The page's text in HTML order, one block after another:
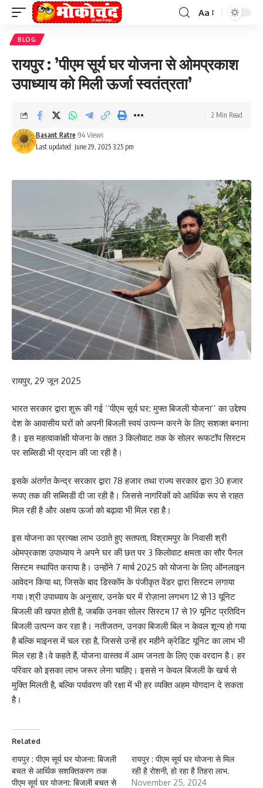
Font
Aa
BLOG
रायपुर : ’पीएम सूर्य घर योजना से ओमप्रकाश
उपाध्याय को मिली ऊर्जा स्वतंत्रता’
Last updated: June 29, 2025 3:25 pm
Basant Ratre 94 Views
2 Min Read
रायपुर, 29 जून 2025
भारत सरकार द्वारा शुरू की गई ‘‘पीएम सूर्य घर: मुफ्त बिजली योजना’’ का उद्देश्य
देश के आवासीय घरों को अपनी बिजली स्वयं उत्पन्न करने के लिए सशक्त बनाना
है। इस महत्वाकांक्षी योजना के तहत 3 किलोवाट तक के सोलर रूफटॉप सिस्टम
पर सब्सिडी भी प्रदान की जा रही है।
इसके अंतर्गत केन्द्र सरकार द्वारा 78 हजार तथा राज्य सरकार द्वारा 30 हजार
रूपए तक की सब्सिडी दी जा रही है। जिससे नागरिकों को आर्थिक रूप से राहत
मिल रही है और अक्षय ऊर्जा को बढ़ावा भी मिल रहा है।
इस योजना का प्रत्यक्ष लाभ उठाते हुए सतपता, विश्रामपुर के निवासी श्री
ओमप्रकाश उपाध्याय ने अपने घर की छत पर 3 किलोवाट क्षमता का सौर पैनल
सिस्टम स्थापित कराया है। उन्होंने 7 मार्च 2025 को योजना के लिए ऑनलाइन
आवेदन किया था, जिसके बाद डिस्कॉम के पंजीकृत वेंडर द्वारा सिस्टम लगाया
गया।श्री उपाध्याय के अनुसार, उनके घर में रोज़ाना लगभग 12 से 13 यूनिट
बिजली की खपत होती है, जबकि उनका सोलर सिस्टम 17 से 19 यूनिट प्रतिदिन
बिजली उत्पन्न कर रहा है। नतीजतन, उनका बिजली बिल न केवल शून्य हो गया
है बल्कि माइनस में चल रहा है, जिससे उन्हें हर महीने क्रेडिट यूनिट का लाभ भी
मिल रहा है।वे कहते हैं, योजना वास्तव में आम जनता के लिए एक वरदान है। हर
परिवार को इसका लाभ जरूर लेना चाहिए। इससे न केवल बिजली के खर्च से
मुक्ति मिलती है, बल्कि पर्यावरण की रक्षा में भी हर व्यक्ति अहम योगदान दे सकता
है।
Related
रायपुर : पीएम सूर्य घर योजना: बिजली
बचत से आर्थिक सशक्तिकरण तक
पीएम सूर्य घर योजना: बिजली बचत से
रायपुर : पीएम सूर्य घर योजना से मिल
रही है रोशनी, हो रहा है तिहरा लाभ.
November 25, 2024